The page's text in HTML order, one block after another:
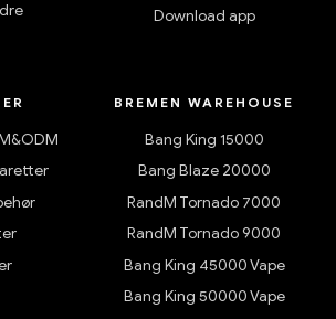
Download app
BREMEN WAREHOUSE
Bang King 15000
Bang Blaze 20000
RandM Tornado 7000
RandM Tornado 9000
Bang King 45000 Vape
Bang King 50000 Vape